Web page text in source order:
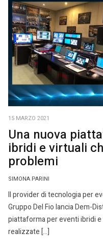
15 MARZO 2021
Una nuova
ibridi e virtuali
problemi
SIMONA PARINI
Il provider di tecnologia per
Gruppo Del Fio lancia Dem-
piattaforma per eventi ibridi
realizzate […]